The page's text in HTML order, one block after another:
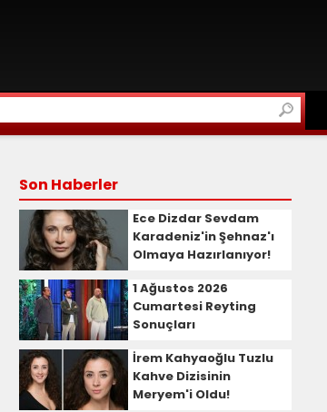
Son Haberler
Ece Dizdar Sevdam
Karadeniz'in Şehnaz'ı
Olmaya Hazırlanıyor!
1 Ağustos 2026
Cumartesi Reyting
Sonuçları
İrem Kahyaoğlu Tuzlu
Kahve Dizisinin
Meryem'i Oldu!